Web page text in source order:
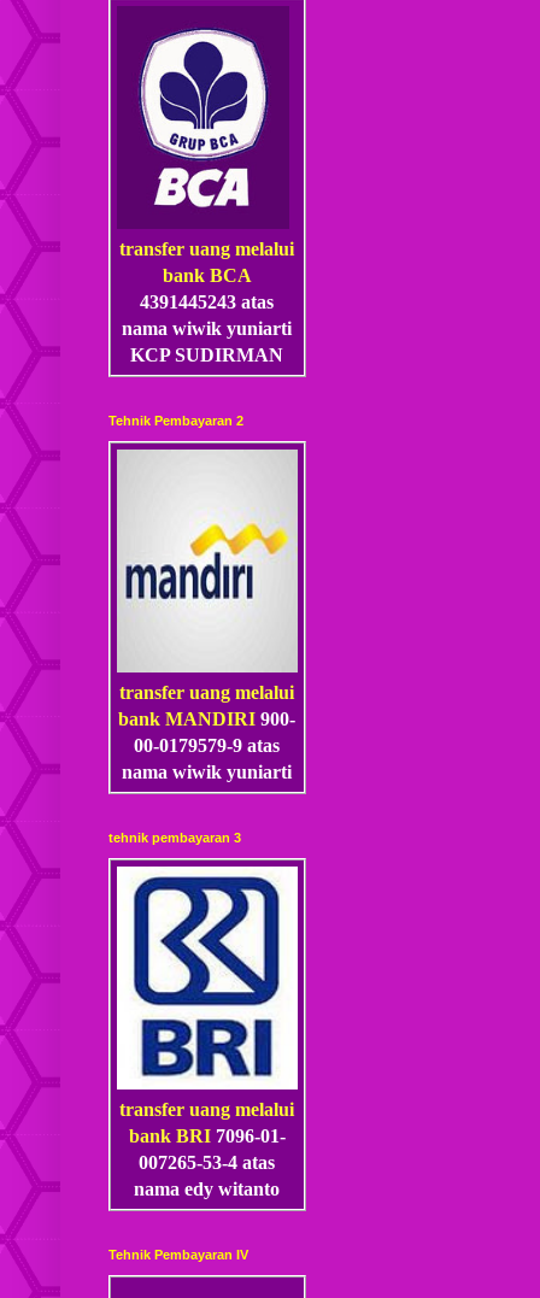
transfer uang melalui
bank BCA
4391445243 atas
nama wiwik yuniarti
KCP SUDIRMAN
Tehnik Pembayaran 2
transfer uang melalui
bank MANDIRI900-
00-0179579-9 atas
nama wiwik yuniarti
tehnik pembayaran 3
transfer uang melalui
bank BRI 7096-01-
007265-53-4 atas
nama edy witanto
Tehnik Pembayaran IV